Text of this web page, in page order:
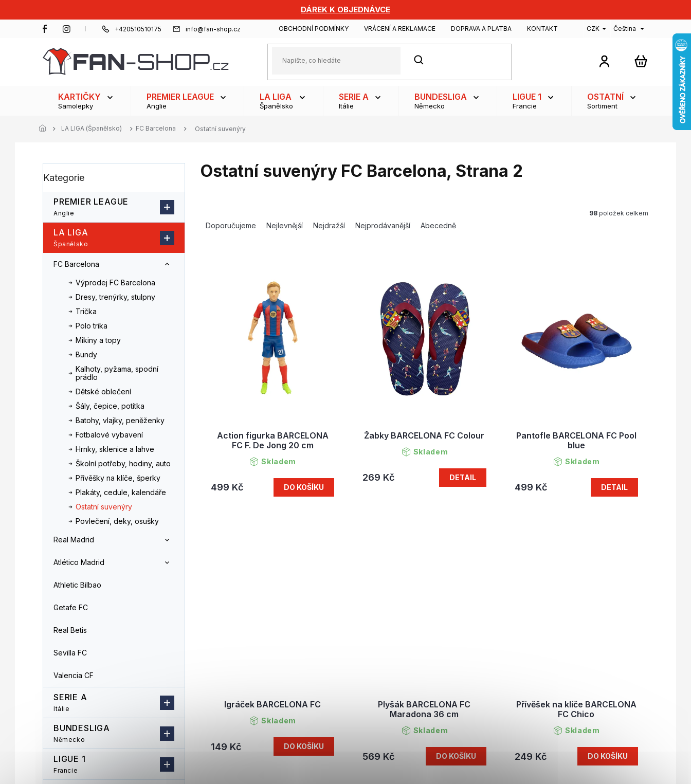
DÁREK K OBJEDNÁVCE
+420510510175 info@fan-shop.cz OBCHODNÍ PODMÍNKY VRÁCENÍ A REKLAMACE DOPRAVA A PLATBA KONTAKT CZK Čeština
HLEDAT
NÁKUPNÍ
KARTIČKY
Samolepky
PREMIER LEAGUE
Anglie
LA LIGA
Španělsko
SERIE A
Itálie
BUNDESLIGA
Německo
LIGUE 1
Francie
OSTATNÍ
Sortiment
LA LIGA (Španělsko) FC Barcelona Ostatní suvenýry
o
a
kategorie
Kategorie
PREMIER LEAGUE
Anglie
LA LIGA
Španělsko
FC Barcelona
Výprodej FC Barcelona
Dresy, trenýrky, stulpny
Trička
Polo trika
Mikiny a topy
Bundy
Kalhoty, pyžama, spodní
prádlo
Dětské oblečení
Šály, čepice, potítka
Batohy, vlajky, peněženky
Fotbalové vybavení
Hrnky, sklenice a lahve
Školní potřeby, hodiny, auto
Přívěšky na klíče, šperky
Plakáty, cedule, kalendáře
Ostatní suvenýry
Povlečení, deky, osušky
Real Madrid
Atlético Madrid
Athletic Bilbao
Getafe FC
Real Betis
Sevilla FC
Valencia CF
SERIE A
Itálie
BUNDESLIGA
Německo
LIGUE 1
Francie
Ostatní suvenýry FC Barcelona, Strana 2
Doporučujeme Nejlevnější Nejdražší Nejprodávanější Abecedně
98 položek celkem
Action figurka BARCELONA
FC F. De Jong 20 cm
Skladem
499 Kč DO KOŠÍKU
Žabky BARCELONA FC Colour
Skladem
269 Kč DETAIL
Pantofle BARCELONA FC Pool
blue
Skladem
499 Kč DETAIL
Igráček BARCELONA FC
Skladem
149 Kč DO KOŠÍKU
Plyšák BARCELONA FC
Maradona 36 cm
Skladem
569 Kč DO KOŠÍKU
Přívěšek na klíče BARCELONA
FC Chico
Skladem
249 Kč DO KOŠÍKU